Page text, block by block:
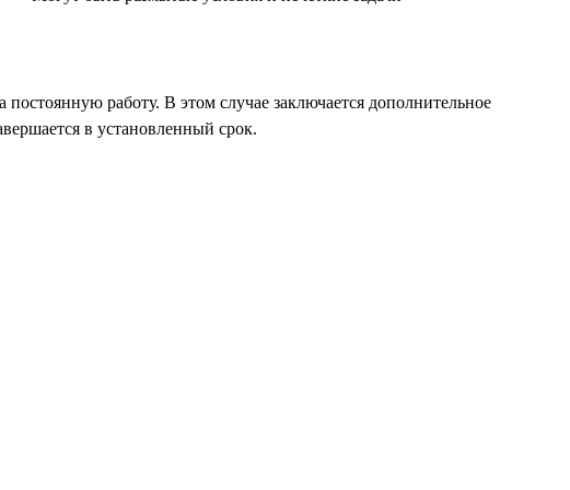
работу. В этом случае заключается дополнительное
в установленный срок.